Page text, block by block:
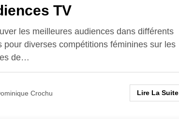
TV
les meilleures audiences dans différents
pour diverses compétitions féminines sur les
de…
Crochu Lire La Suite